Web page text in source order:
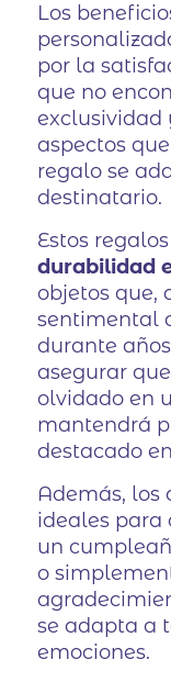
Los
por la
que no
exclusividad
aspectos
regalo se
destinatario.
Estos
durabilidad
objetos que,
sentimental
durante
asegurar
olvidado en
mantendrá
destacado
Además, los
ideales para
un
o
se adapta a
emociones.